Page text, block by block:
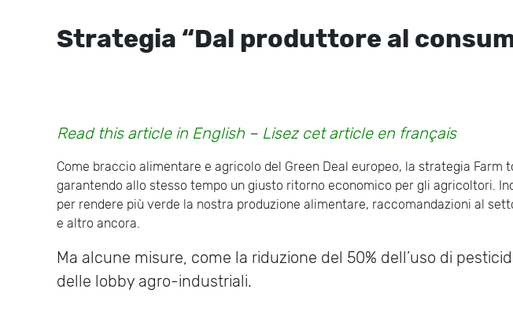
Strategia “Dal produttore al
Read this article in English – Lisez cet article en français
Come braccio alimentare e agricolo del Green Deal europeo, la strategia
garantendo allo stesso tempo un giusto ritorno economico per gli agricoltori.
per rendere più verde la nostra produzione alimentare, raccomandazioni al
e altro ancora.
Ma alcune misure, come la riduzione del 50% dell’uso di
delle lobby agro-industriali.